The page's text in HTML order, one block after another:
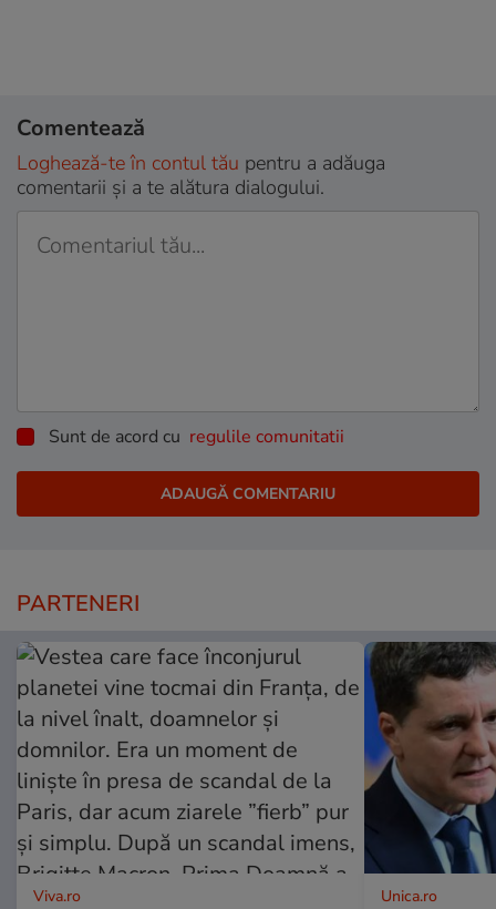
Comentează
Loghează-te în contul tău pentru a adăuga
comentarii și a te alătura dialogului.
Sunt de acord cu regulile comunitatii
PARTENERI
Viva.ro Unica.ro